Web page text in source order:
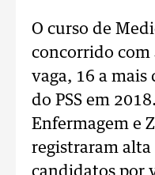
O curso de
concorrido com
vaga, 16 a mais
do PSS em
Enfermagem e
registraram alta
candidatos por